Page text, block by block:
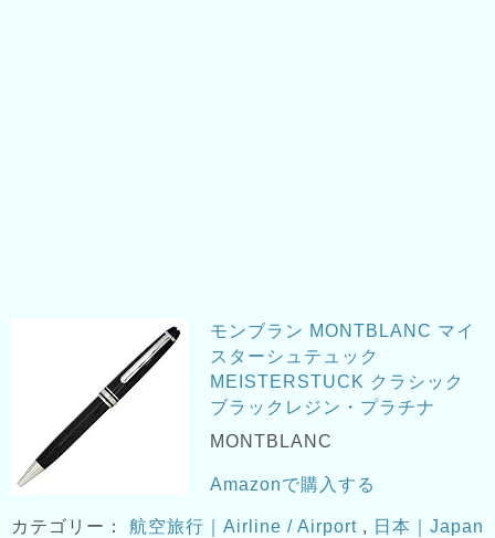
モンブラン MONTBLANC マイ
スターシュテュック
MEISTERSTUCK クラシック
ブラックレジン・プラチナ
MONTBLANC
Amazonで購入する
カテゴリー： 航空旅行｜Airline / Airport , 日本｜Japan